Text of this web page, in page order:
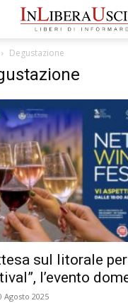
Degustazione
sul litorale
l’evento
Agosto 2025